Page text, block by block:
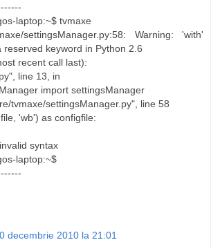
laptop:~$ tvmaxe
settingsManager.py:58: Warning: 'with'
reserved keyword in Python 2.6
recent call last):
line 13, in
import settingsManager
tvmaxe/settingsManager.py", line 58
'wb') as configfile:
syntax
laptop:~$
decembrie 2010 la 21:01